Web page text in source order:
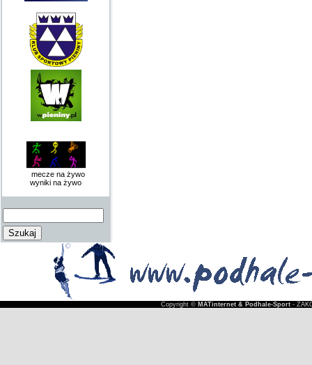
mecze na żywo
wyniki na żywo
Copyright © MATinternet & Podhale-Sport-